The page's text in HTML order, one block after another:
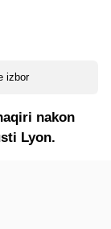
izbor
nakon
Lyon.